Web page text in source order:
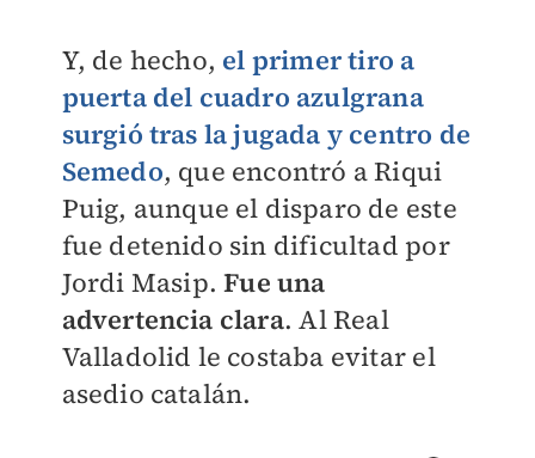
Y, de hecho, el primer tiro a
puerta del cuadro azulgrana
surgió tras la jugada y centro de
Semedo, que encontró a Riqui
Puig, aunque el disparo de este
fue detenido sin dificultad por
Jordi Masip.Fue una
advertencia clara. Al Real
Valladolid le costaba evitar el
asedio catalán.